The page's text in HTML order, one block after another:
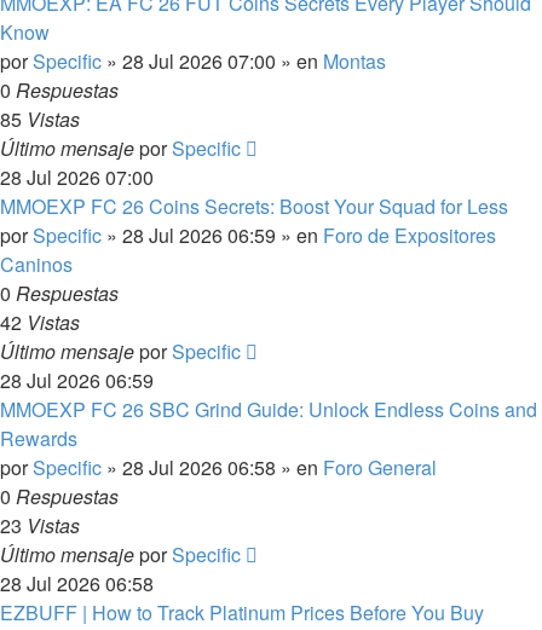
Know
porSpecific » 28 Jul 2026 07:00 » en Montas
0 Respuestas
85 Vistas
Último mensajeporSpecific
28 Jul 2026 07:00
MMOEXP FC 26 Coins Secrets: Boost Your Squad for Less
porSpecific » 28 Jul 2026 06:59 » en Foro de Expositores
Caninos
0 Respuestas
42 Vistas
Último mensajeporSpecific
28 Jul 2026 06:59
MMOEXP FC 26 SBC Grind Guide: Unlock Endless Coins and
Rewards
porSpecific » 28 Jul 2026 06:58 » en Foro General
0 Respuestas
23 Vistas
Último mensajeporSpecific
28 Jul 2026 06:58
EZBUFF | How to Track Platinum Prices Before You Buy